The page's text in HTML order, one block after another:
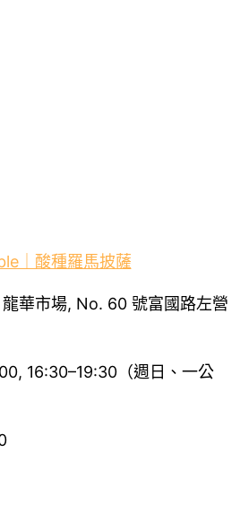
｜酸種羅馬披薩
華市場, No. 60 號富國路左營
16:30–19:30（週日、一公